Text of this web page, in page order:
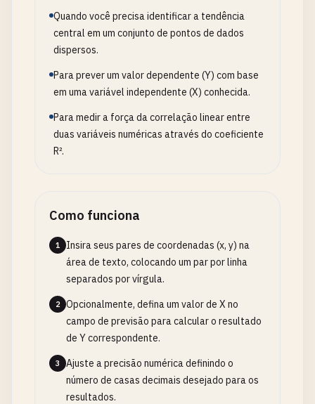
Quando você precisa identificar a tendência
central em um conjunto de pontos de dados
dispersos.
Para prever um valor dependente (Y) com base
em uma variável independente (X) conhecida.
Para medir a força da correlação linear entre
duas variáveis numéricas através do coeficiente
R².
Como funciona
1
Insira seus pares de coordenadas (x, y) na
área de texto, colocando um par por linha
separados por vírgula.
2
Opcionalmente, defina um valor de X no
campo de previsão para calcular o resultado
de Y correspondente.
3
Ajuste a precisão numérica definindo o
número de casas decimais desejado para os
resultados.